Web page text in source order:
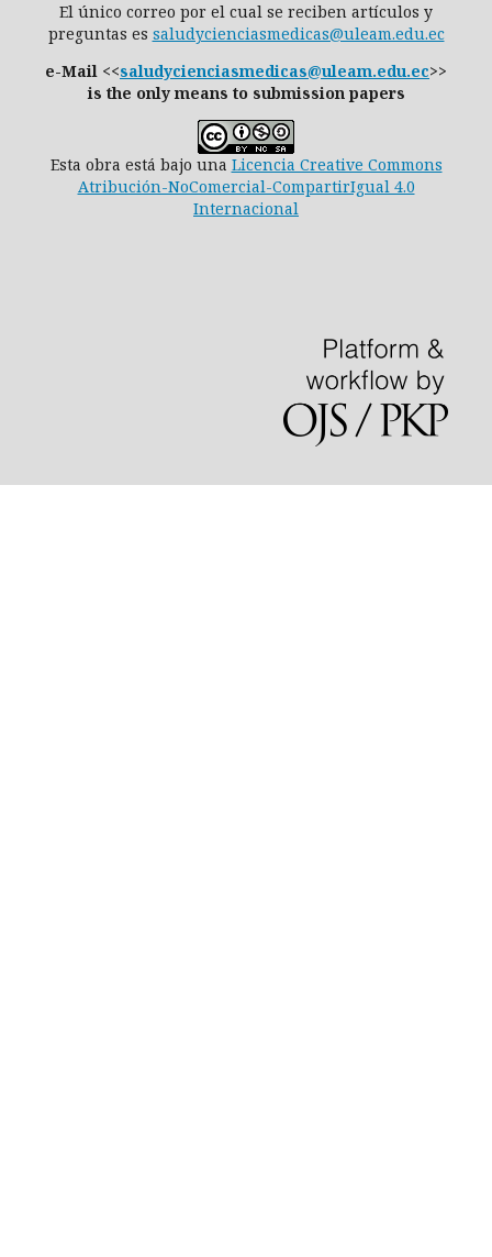
El único correo por el cual se reciben artículos y
preguntas es saludycienciasmedicas@uleam.edu.ec
e-Mail <<saludycienciasmedicas@uleam.edu.ec>>
is the only means to submission papers
Esta obra está bajo una Licencia Creative Commons
Atribución-NoComercial-CompartirIgual 4.0
Internacional